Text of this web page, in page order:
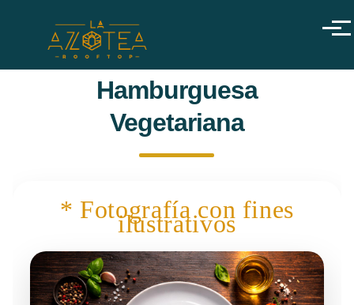
Menú
Hamburguesa
Vegetariana
* Fotografía con fines
ilustrativos